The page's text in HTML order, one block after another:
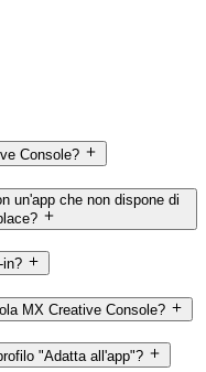
Console?
un'app che non dispone di
in?
MX Creative Console?
"Adatta all'app"?